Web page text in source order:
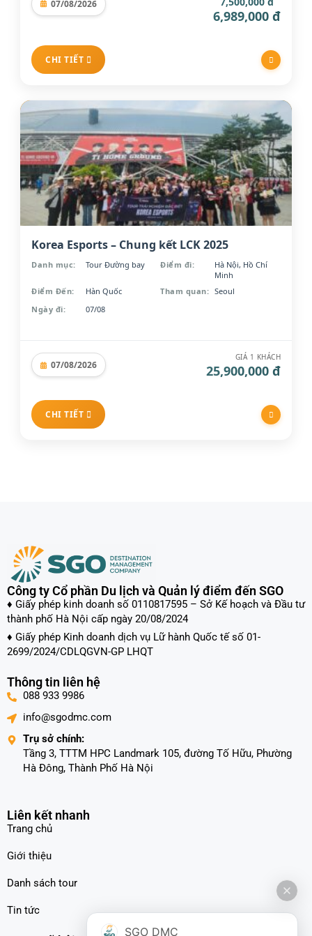
07/08/2026
6,989,000 đ
CHI TIẾT
Korea Esports – Chung kết LCK 2025
Danh mục: Tour Đường bay Điểm đi:
Hà Nội, Hồ Chí
Minh
Điểm Đến:
Hàn Quốc Tham quan: Seoul
Ngày đi:
07/08
07/08/2026
GIÁ 1 KHÁCH
25,900,000 đ
CHI TIẾT
Công ty Cổ phần Du lịch và Quản lý điểm đến SGO
♦ Giấy phép kinh doanh số 0110817595 – Sở Kế hoạch và Đầu tư
thành phố Hà Nội cấp ngày 20/08/2024
♦ Giấy phép Kinh doanh dịch vụ Lữ hành Quốc tế số 01-
2699/2024/CDLQGVN-GP LHQT
Thông tin liên hệ
088 933 9986
info@sgodmc.com
Trụ sở chính:
Tầng 3, TTTM HPC Landmark 105, đường Tố Hữu, Phường
Hà Đông, Thành Phố Hà Nội
Liên kết nhanh
Trang chủ
Giới thiệu
Danh sách tour
Tin tức
SGO DMC